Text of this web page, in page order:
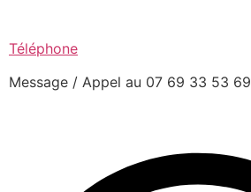
Téléphone
Message / Appel au 07 69 33 53 69